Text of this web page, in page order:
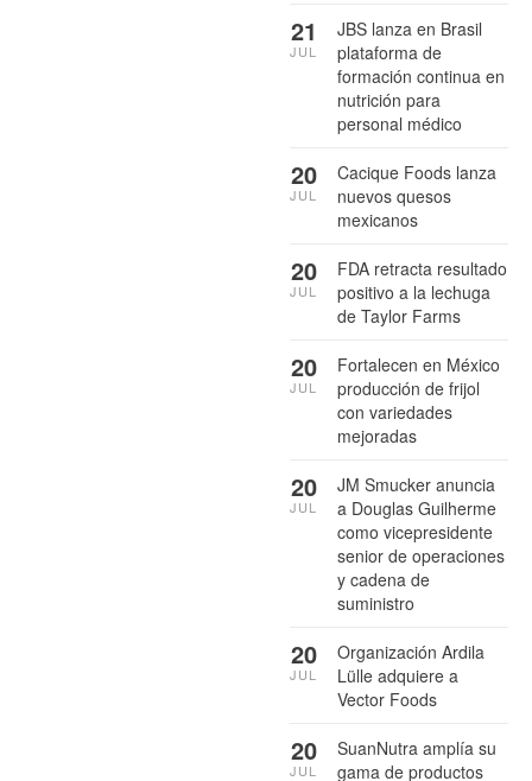
JBS lanza en Brasil
plataforma de
formación continua en
nutrición para
personal médico
21
JUL
Cacique Foods lanza
nuevos quesos
mexicanos
20
JUL
FDA retracta resultado
positivo a la lechuga
de Taylor Farms
20
JUL
Fortalecen en México
producción de frijol
con variedades
mejoradas
20
JUL
JM Smucker anuncia
a Douglas Guilherme
como vicepresidente
senior de operaciones
y cadena de
suministro
20
JUL
Organización Ardila
Lülle adquiere a
Vector Foods
20
JUL
SuanNutra amplía su
gama de productos
20
JUL